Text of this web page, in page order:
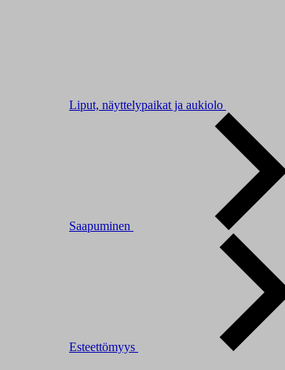
Liput, näyttelypaikat ja aukiolo
Saapuminen
Esteettömyys